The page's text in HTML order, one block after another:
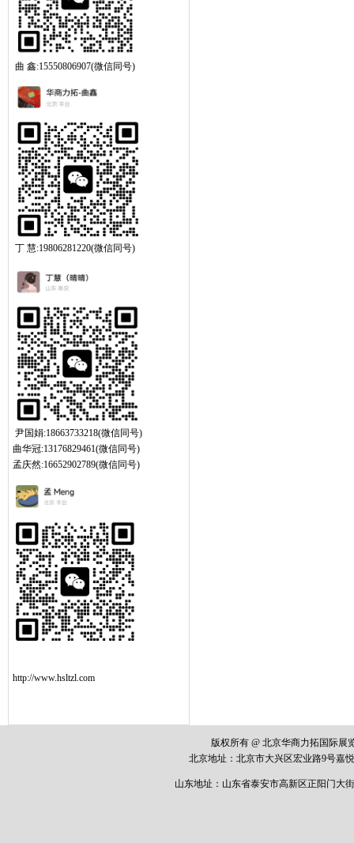
曲 鑫:15550806907(微信同号)
丁 慧:19806281220(微信同号)
尹国娟:18663733218(微信同号)
曲华冠:13176829461(微信同号)
孟庆然:16652902789(微信同号)
http://www.hsltzl.com
版权所有 @ 北京华商力拓国际
北京地址：北京市大兴区宏业路9号嘉
山东地址：山东省泰安市高新区正阳门大